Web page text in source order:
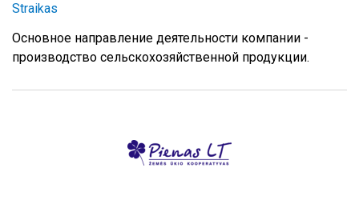
Straikas
Основное направление деятельности компании -
производство сельскохозяйственной продукции.